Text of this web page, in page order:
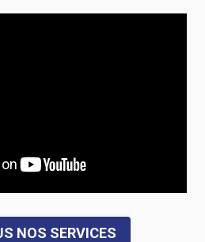
NOS SERVICES